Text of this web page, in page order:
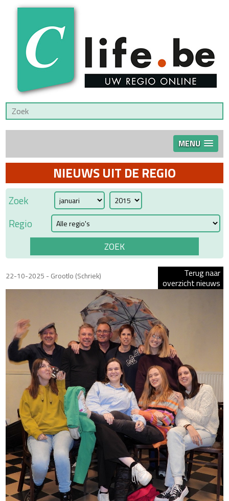
MENU
NIEUWS UIT DE REGIO
Zoek
Regio
22-10-2025 - Grootlo (Schriek)
Terug naar
overzicht nieuws